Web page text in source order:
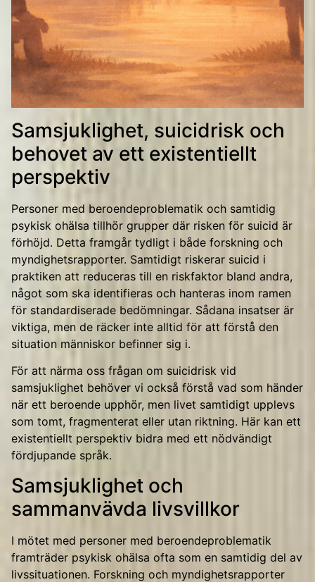
Samsjuklighet, suicidrisk och
behovet av ett existentiellt
perspektiv
Personer med beroendeproblematik och samtidig
psykisk ohälsa tillhör grupper där risken för suicid är
förhöjd. Detta framgår tydligt i både forskning och
myndighetsrapporter. Samtidigt riskerar suicid i
praktiken att reduceras till en riskfaktor bland andra,
något som ska identifieras och hanteras inom ramen
för standardiserade bedömningar. Sådana insatser är
viktiga, men de räcker inte alltid för att förstå den
situation människor befinner sig i.
För att närma oss frågan om suicidrisk vid
samsjuklighet behöver vi också förstå vad som händer
när ett beroende upphör, men livet samtidigt upplevs
som tomt, fragmenterat eller utan riktning. Här kan ett
existentiellt perspektiv bidra med ett nödvändigt
fördjupande språk.
Samsjuklighet och
sammanvävda livsvillkor
I mötet med personer med beroendeproblematik
framträder psykisk ohälsa ofta som en samtidig del av
livssituationen. Forskning och myndighetsrapporter